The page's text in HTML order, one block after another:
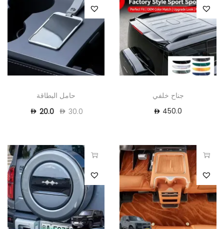
جناح خلفي
450.0
حامل البطاقة
30.0
20.0